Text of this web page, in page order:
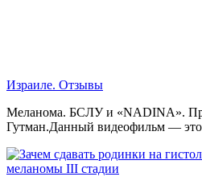
Израиле. Отзывы
Меланома. БСЛУ и «NADINA».
Гутман.Данный видеофильм — это